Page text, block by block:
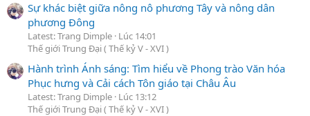
Sự khác biệt giữa nông nô phương Tây và nông dân
phương Đông
Latest: Trang Dimple Lúc 14:01
Thế giới Trung Đại ( Thế kỷ V - XVI )
Hành trình Ánh sáng: Tìm hiểu về Phong trào Văn hóa
Phục hưng và Cải cách Tôn giáo tại Châu Âu
Latest: Trang Dimple Lúc 13:12
Thế giới Trung Đại ( Thế kỷ V - XVI )